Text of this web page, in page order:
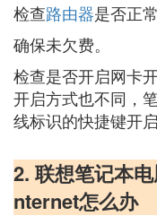
检查路由器是否正
确保未欠费。
检查是否开启网卡
开启方式也不同，
线标识的快捷键开启
2. 联想笔记本
nternet怎么办